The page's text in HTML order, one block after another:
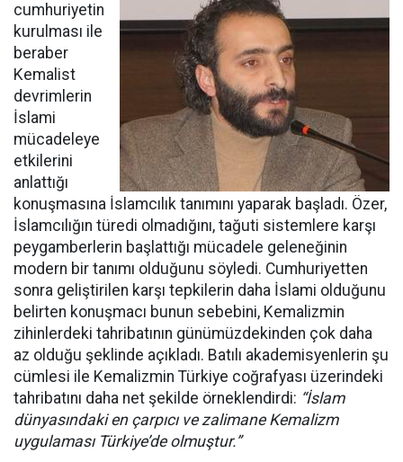
cumhuriyetin
kurulması ile
beraber
Kemalist
devrimlerin
İslami
mücadeleye
etkilerini
anlattığı
konuşmasına İslamcılık tanımını yaparak başladı. Özer,
İslamcılığın türedi olmadığını, tağuti sistemlere karşı
peygamberlerin başlattığı mücadele geleneğinin
modern bir tanımı olduğunu söyledi. Cumhuriyetten
sonra geliştirilen karşı tepkilerin daha İslami olduğunu
belirten konuşmacı bunun sebebini, Kemalizmin
zihinlerdeki tahribatının günümüzdekinden çok daha
az olduğu şeklinde açıkladı. Batılı akademisyenlerin şu
cümlesi ile Kemalizmin Türkiye coğrafyası üzerindeki
tahribatını daha net şekilde örneklendirdi: “İslam
dünyasındaki en çarpıcı ve zalimane Kemalizm
uygulaması Türkiye’de olmuştur.”